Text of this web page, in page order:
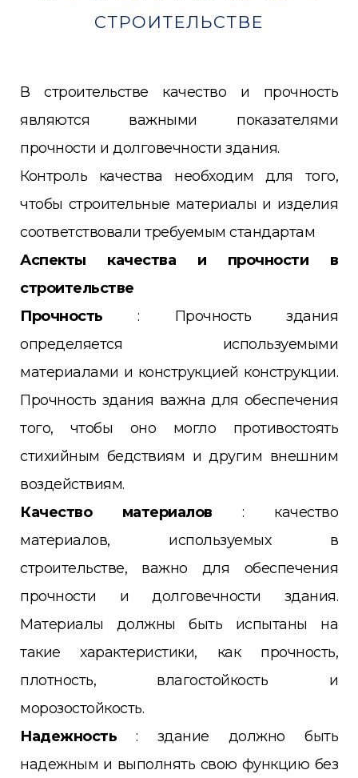
СТРОИТЕЛЬСТВЕ
В строительстве качество и прочность
являются важными показателями
прочности и долговечности здания.
Контроль качества необходим для того,
чтобы строительные материалы и изделия
соответствовали требуемым стандартам
Аспекты качества и прочности в
строительстве
Прочность : Прочность здания
определяется используемыми
материалами и конструкцией конструкции.
Прочность здания важна для обеспечения
того, чтобы оно могло противостоять
стихийным бедствиям и другим внешним
воздействиям.
Качество материалов : качество
материалов, используемых в
строительстве, важно для обеспечения
прочности и долговечности здания.
Материалы должны быть испытаны на
такие характеристики, как прочность,
плотность, влагостойкость и
морозостойкость.
Надежность : здание должно быть
надежным и выполнять свою функцию без